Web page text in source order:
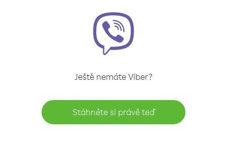
Ještě nemáte Viber?
Stáhněte si právě teď